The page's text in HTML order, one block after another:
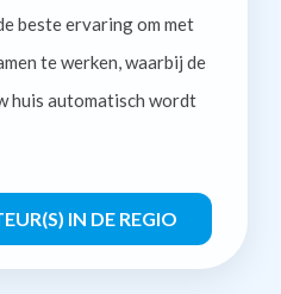
beste ervaring om met
te werken, waarbij de
huis automatisch wordt
IN DE REGIO